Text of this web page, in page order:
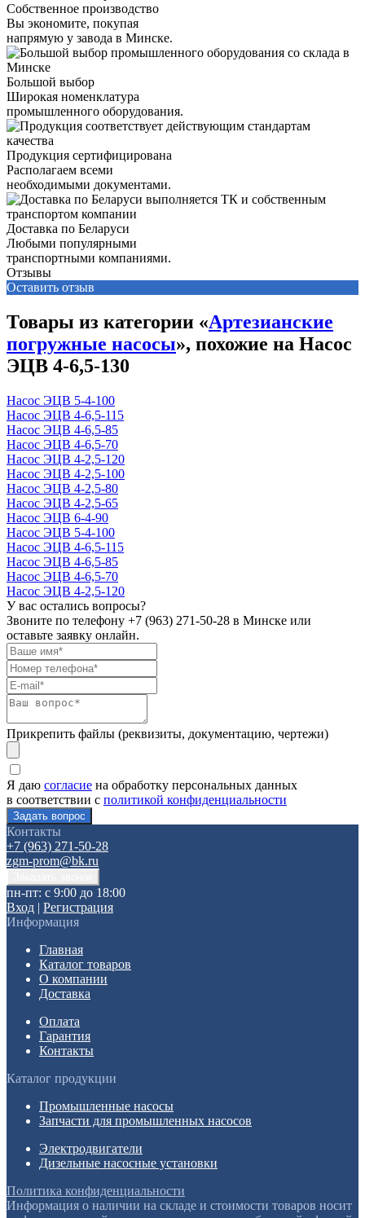
Собственное производство
Вы экономите, покупая
напрямую у завода в Минске.
Большой выбор
Широкая номенклатура
промышленного оборудования.
Продукция сертифицирована
Располагаем всеми
необходимыми документами.
Доставка по Беларуси
Любыми популярными
транспортными компаниями.
Отзывы
Оставить отзыв
Товары из категории «Артезианские
погружные насосы», похожие на Насос
ЭЦВ 4-6,5-130
Насос ЭЦВ 5-4-100
Насос ЭЦВ 4-6,5-115
Насос ЭЦВ 4-6,5-85
Насос ЭЦВ 4-6,5-70
Насос ЭЦВ 4-2,5-120
Насос ЭЦВ 4-2,5-100
Насос ЭЦВ 4-2,5-80
Насос ЭЦВ 4-2,5-65
Насос ЭЦВ 6-4-90
Насос ЭЦВ 5-4-100
Насос ЭЦВ 4-6,5-115
Насос ЭЦВ 4-6,5-85
Насос ЭЦВ 4-6,5-70
Насос ЭЦВ 4-2,5-120
У вас остались вопросы?
Звоните по телефону +7 (963) 271-50-28 в Минске или
оставьте заявку онлайн.
Прикрепить файлы (реквизиты, документацию, чертежи)
Я даю согласие на обработку персональных данных
в соответствии с политикой конфиденциальности
Контакты
+7 (963) 271-50-28
zgm-prom@bk.ru
пн-пт: с 9:00 до 18:00
Вход | Регистрация
Информация
Главная
Каталог товаров
О компании
Доставка
Оплата
Гарантия
Контакты
Каталог продукции
Промышленные насосы
Запчасти для промышленных насосов
Электродвигатели
Дизельные насосные установки
Политика конфиденциальности
Информация о наличии на складе и стоимости товаров носит